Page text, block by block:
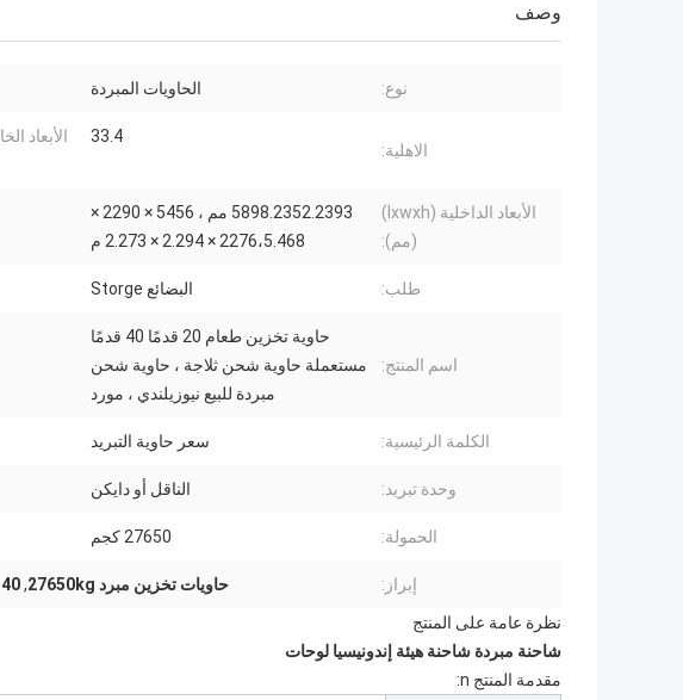
وصف
نوع: الحاويات المبردة
الاهلية:
33.4
الأبعاد الداخلية (lxwxh)
(مم):
5898.2352.2393 مم ، 5456 × 2290 ×
2276،5.468 × 2.294 × 2.273 م
طلب: البضائع Storge
اسم المنتج:
حاوية تخزين طعام 20 قدمًا 40 قدمًا
مستعملة حاوية شحن ثلاجة ، حاوية شحن
مبردة للبيع نيوزيلندي ، مورد
الكلمة الرئيسية: سعر حاوية التبريد
وحدة تبريد: الناقل أو دايكن
الحمولة: 27650 كجم
إبراز: حاويات تخزين مبرد 27650kg ,40 hc مبرد تخزين الحاويات
نظرة عامة على المنتج
شاحنة مبردة شاحنة هيئة إندونيسيا لوحات
مقدمة المنتج n: